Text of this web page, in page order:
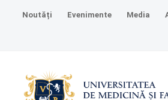
Noutăți Evenimente Media